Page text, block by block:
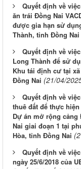
Quyết định về
ăn trái Đồng Nai
được gia hạn sử
Thành, tỉnh Đồng Nai
Quyết định về
Long Thành để sử
Khu tái định cư tại
Đồng Nai (21/04/
Quyết định về
thuê đất để thực
Dự án mở rộng
Nai giai đoạn 1 tại
Hòa, tỉnh Đồng Nai
Quyết định về
ngày 25/6/2018 của